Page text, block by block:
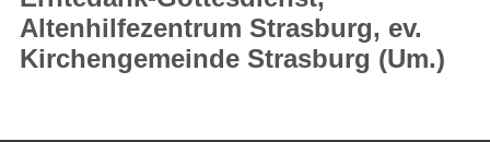
Rathaus
Altenhilfezentrum Strasburg, ev.
Kirchengemeinde Strasburg (Um.)